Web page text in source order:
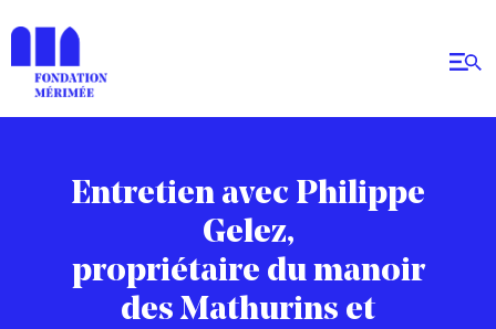
Entretien avec Philippe
Gelez,
propriétaire du manoir
des Mathurins et